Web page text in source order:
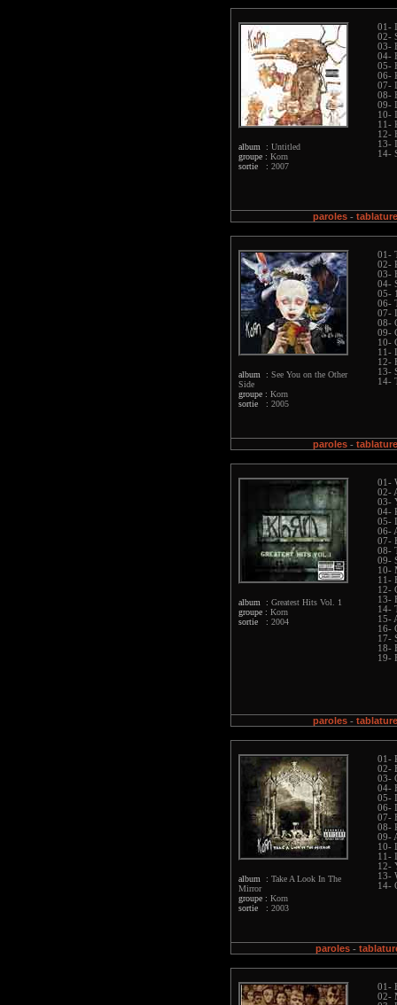
album : Untitled
groupe : Korn
sortie : 2007
01-
02-
03-
04-
05-
06-
07-
08-
09-
10-
11-
12-
13-
14-
paroles-
album : See You on the Other
Side
groupe : Korn
sortie : 2005
01-
02-
03-
04-
05-
06-
07-
08-
09-
10-
11-
12-
13-
14-
paroles-
album : Greatest Hits Vol. 1
groupe : Korn
sortie : 2004
01-
02-
03-
04-
05-
06-
07-
08-
09-
10-
11-
12-
13-
14-
15-
16-
17-
18-
19-
paroles-
album : Take A Look In The
Mirror
groupe : Korn
sortie : 2003
01-
02-
03-
04-
05-
06-
07-
08-
09-
10-
11-
12-
13-
14-
paroles -
01-
02-